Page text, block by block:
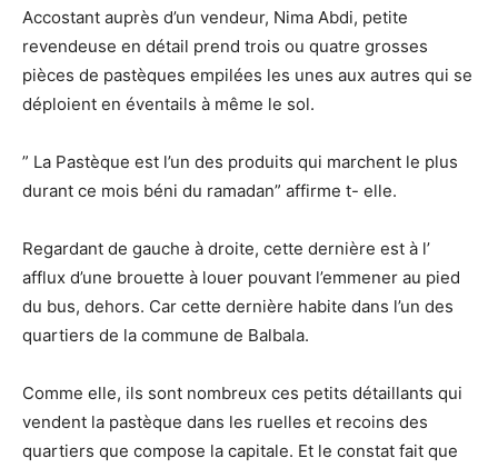
Accostant auprès d’un vendeur, Nima Abdi, petite
revendeuse en détail prend trois ou quatre grosses
pièces de pastèques empilées les unes aux autres qui se
déploient en éventails à même le sol.
” La Pastèque est l’un des produits qui marchent le plus
durant ce mois béni du ramadan” affirme t- elle.
Regardant de gauche à droite, cette dernière est à l’
afflux d’une brouette à louer pouvant l’emmener au pied
du bus, dehors. Car cette dernière habite dans l’un des
quartiers de la commune de Balbala.
Comme elle, ils sont nombreux ces petits détaillants qui
vendent la pastèque dans les ruelles et recoins des
quartiers que compose la capitale. Et le constat fait que